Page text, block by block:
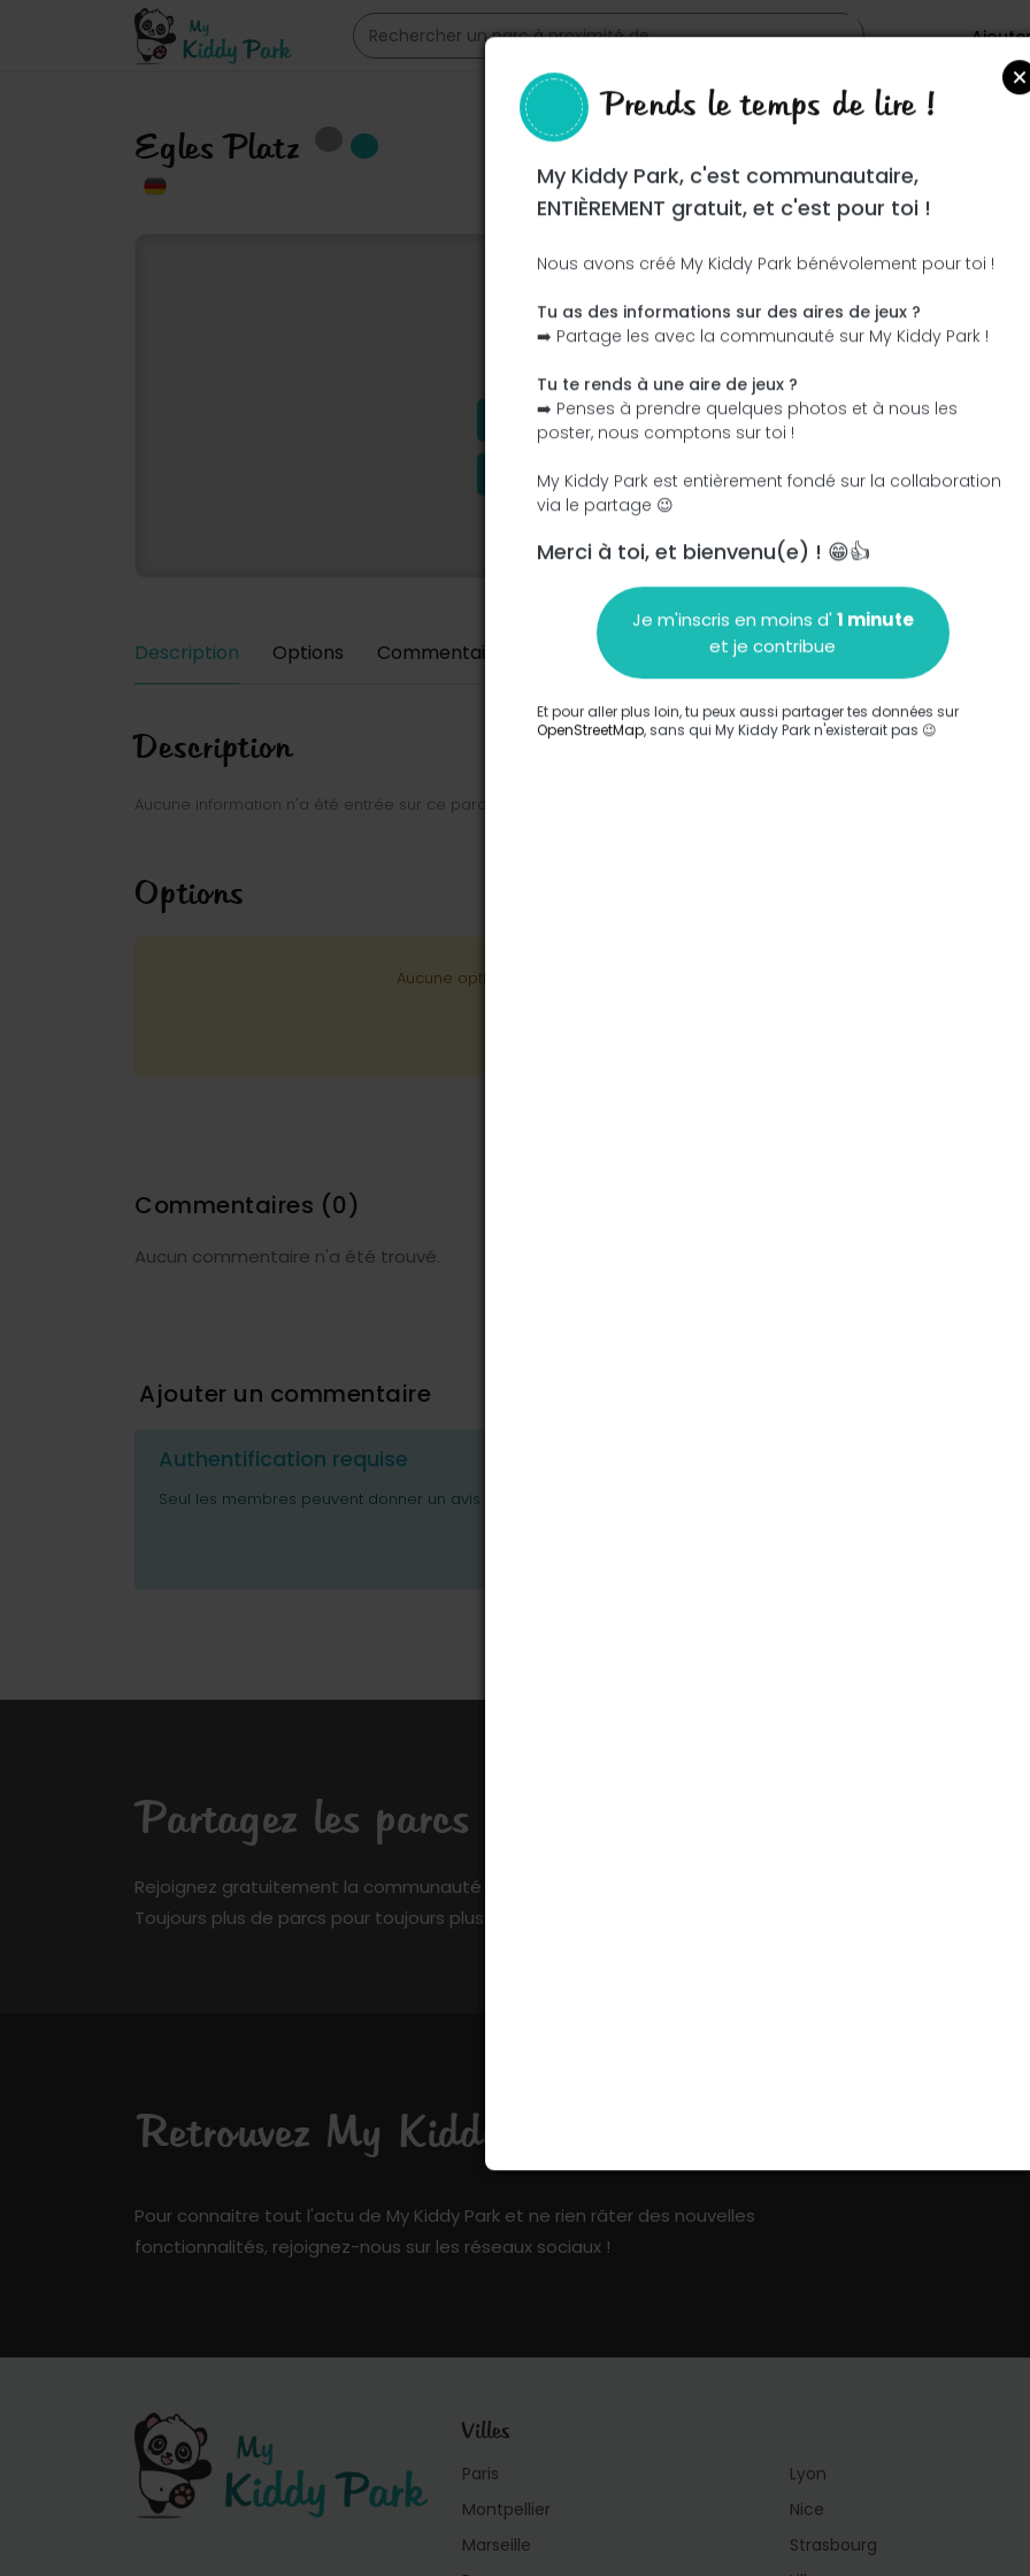
Egles Platz
Ce parc n'a pas encore été visité ! À toi de jouer !
J'ajoute le nom J'ajoute des photos
J'ajoute une description J'ajoute les équipements
Description Options Commentaires Ajouter un commentaire
Description
Aucune information n'a été entrée sur ce parc.
Options
Aucune option n'a été entrée sur ce parc.
Commentaires (0)
Aucun commentaire n'a été trouvé.
Ajouter un commentaire
Authentification requise
Seul les membres peuvent donner un avis ou poser des questions.
Partagez les parcs que vous connaissez
Rejoignez gratuitement la communauté de My Kiddy Park et ajoutez votre pierre à l’édifice !
Toujours plus de parcs pour toujours plus de fun !
Retrouvez My Kiddy Park sur les réseaux sociaux !
Pour connaitre tout l'actu de My Kiddy Park et ne rien râter des nouvelles
fonctionnalités, rejoignez-nous sur les réseaux sociaux !
Villes
Paris
Montpellier
Marseille
Lyon
Nice
Strasbourg
Prends le temps de lire !
My Kiddy Park, c'est communautaire,
ENTIÈREMENT gratuit, et c'est pour toi !
Nous avons créé My Kiddy Park bénévolement pour toi !
Tu as des informations sur des aires de jeux ?
➡️ Partage les avec la communauté sur My Kiddy Park !
Tu te rends à une aire de jeux ?
➡️ Penses à prendre quelques photos et à nous les
poster, nous comptons sur toi !
My Kiddy Park est entièrement fondé sur la collaboration
via le partage 😉
Merci à toi, et bienvenu(e) ! 😁👍
Je m'inscris en moins d'1 minute
et je contribue
Et pour aller plus loin, tu peux aussi partager tes données sur
OpenStreetMap, sans qui My Kiddy Park n'existerait pas 😉